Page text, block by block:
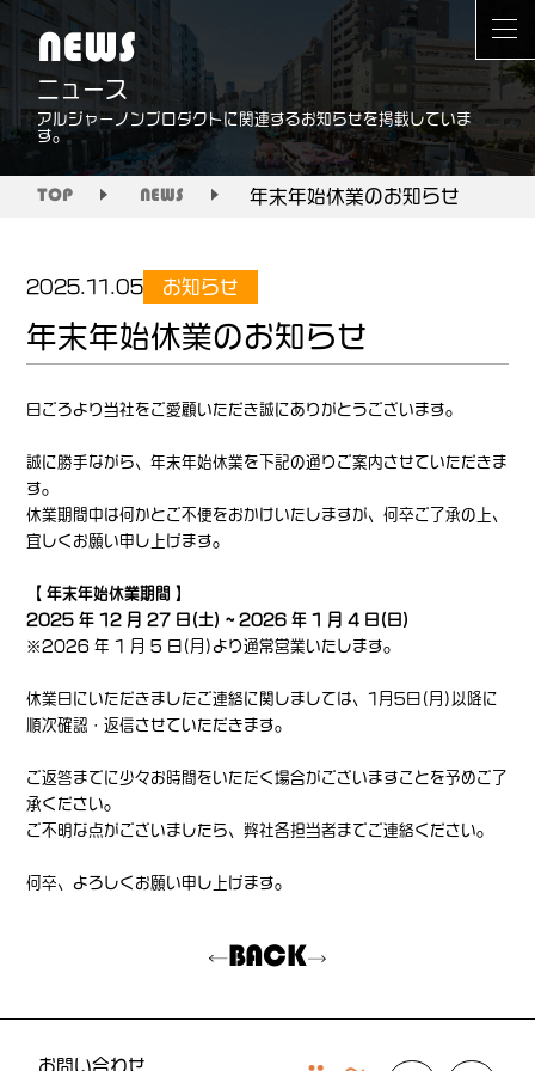
NEWS
ニュース
アルジャーノンプロダクトに関連するお知らせを掲載していま
す。
TOP NEWS 年末年始休業のお知らせ
2025.11.05 お知らせ
年末年始休業のお知らせ
日ごろより当社をご愛顧いただき誠にありがとうございます。
誠に勝手ながら、年末年始休業を下記の通りご案内させていただきま
す。
休業期間中は何かとご不便をおかけいたしますが、何卒ご了承の上、
宜しくお願い申し上げます。
【 年末年始休業期間 】
2025 年 12 月 27 日(土) ~ 2026 年 1 月 4 日(日)
※2026 年 1 月 5 日(月)より通常営業いたします。
休業日にいただきましたご連絡に関しましては、1月5日(月)以降に
順次確認・返信させていただきます。
ご返答までに少々お時間をいただく場合がございますことを予めご了
承ください。
ご不明な点がございましたら、弊社各担当者までご連絡ください。
何卒、よろしくお願い申し上げます。
BACK
お問い合わせ